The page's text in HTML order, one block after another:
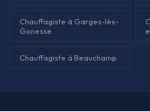
Chauffagiste à Garges-lès-
Gonesse
Chauffagiste à Beauchamp